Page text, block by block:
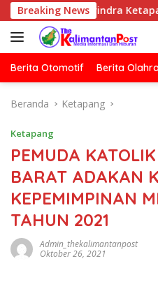
Langsung
ke
konten
Breaking News
Ketapang
Berita Otomotif Berita
Beranda Ketapang
Ketapang
PEMUDA
BARAT ADAKAN
KEPEMIMPINAN
TAHUN 2021
Admin_thekalimantanpost
Oktober 26, 2021